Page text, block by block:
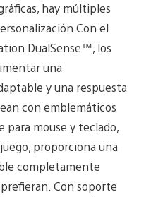
hay múltiples
Con el
DualSense™, los
una
y una respuesta
con emblemáticos
para mouse y teclado,
proporciona una
completamente
Con soporte